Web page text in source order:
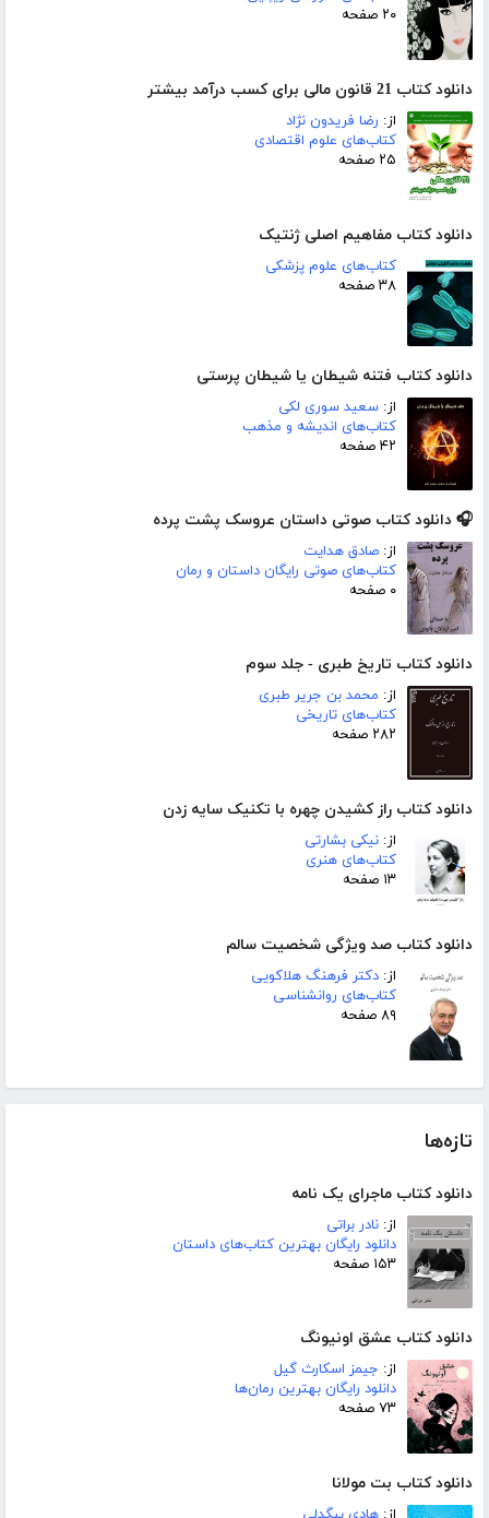
۲۰ صفحه
دانلود کتاب 21 قانون مالی برای کسب درآمد بیشتر
از: رضا فریدون نژاد
کتاب‌های علوم اقتصادی
۲۵ صفحه
دانلود کتاب مفاهیم اصلی ژنتیک
کتاب‌های علوم پزشکی
۳۸ صفحه
دانلود کتاب فتنه شیطان یا شیطان پرستی
از: سعید سوری لکی
کتاب‌های اندیشه و مذهب
۴۲ صفحه
🎧 دانلود کتاب صوتی داستان عروسک پشت پرده
از: صادق هدایت
کتاب‌های صوتی رایگان داستان و رمان
۰ صفحه
دانلود کتاب تاریخ طبری - جلد سوم
از: محمد بن جریر طبری
کتاب‌های تاریخی
۲۸۲ صفحه
دانلود کتاب راز کشیدن چهره با تکنیک سایه زدن
از: نیکی بشارتی
کتاب‌های هنری
۱۳ صفحه
دانلود کتاب صد ویژگی شخصیت سالم
از: دکتر فرهنگ هلاکویی
کتاب‌های روانشناسی
۸۹ صفحه
تازه‌ها
دانلود کتاب ماجرای یک نامه
از: نادر براتی
دانلود رایگان بهترین کتاب‌های داستان
۱۵۳ صفحه
دانلود کتاب عشق اونیونگ
از: جیمز اسکارث گیل
دانلود رایگان بهترین رمان‌ها
۷۳ صفحه
دانلود کتاب بت مولانا